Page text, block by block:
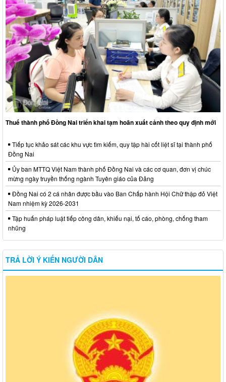
Thuế thành phố Đồng Nai triển khai tạm hoãn xuất cảnh theo quy định mới
Tiếp tục khảo sát các khu vực tìm kiếm, quy tập hài cốt liệt sĩ tại thành phố
Đồng Nai
Ủy ban MTTQ Việt Nam thành phố Đồng Nai và các cơ quan, đơn vị chúc
mừng ngày truyền thống ngành Tuyên giáo của Đảng
Đồng Nai có 2 cá nhân được bầu vào Ban Chấp hành Hội Chữ thập đỏ Việt
Nam nhiệm kỳ 2026-2031
Tập huấn pháp luật tiếp công dân, khiếu nại, tố cáo, phòng, chống tham
nhũng
TRẢ LỜI Ý KIẾN NGƯỜI DÂN